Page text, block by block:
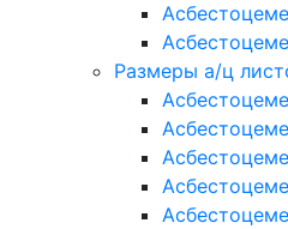
Размеры а/ц